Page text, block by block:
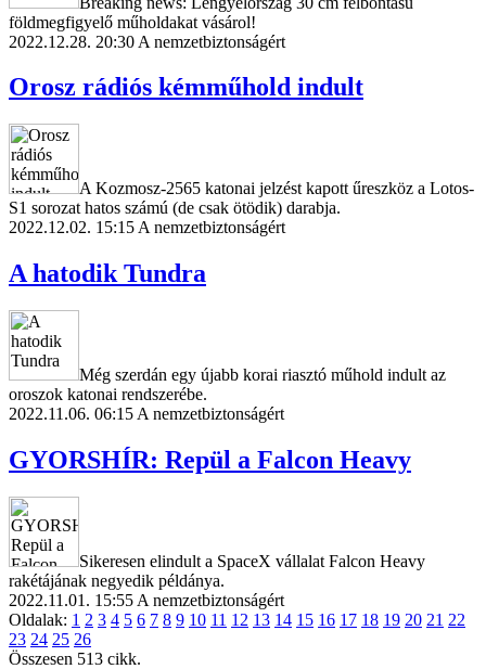
földmegfigyelő műholdakat vásárol!
2022.12.28. 20:30 A nemzetbiztonságért
Orosz rádiós kémműhold indult
A Kozmosz-2565 katonai jelzést kapott űreszköz a Lotos-
S1 sorozat hatos számú (de csak ötödik) darabja.
2022.12.02. 15:15 A nemzetbiztonságért
A hatodik Tundra
Még szerdán egy újabb korai riasztó műhold indult az
oroszok katonai rendszerébe.
2022.11.06. 06:15 A nemzetbiztonságért
GYORSHÍR: Repül a Falcon Heavy
Sikeresen elindult a SpaceX vállalat Falcon Heavy
rakétájának negyedik példánya.
2022.11.01. 15:55 A nemzetbiztonságért
Oldalak: 1 2 3 4 5 6 7 8 9 10 11 12 13 14 15 16 17 18 19 20 21 22
23 24 25 26
Összesen 513 cikk.